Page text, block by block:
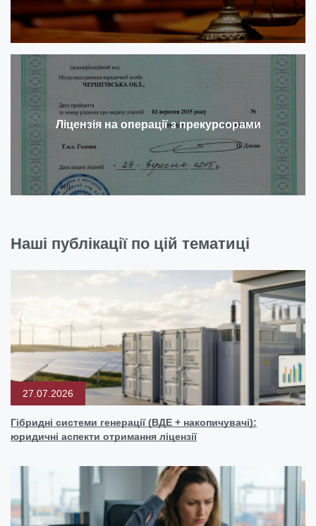
Ліцензія на операції з прекурсорами
Наші публікації по цій тематиці
27.07.2026
Гібридні системи генерації (ВДЕ + накопичувачі):
юридичні аспекти отримання ліцензії